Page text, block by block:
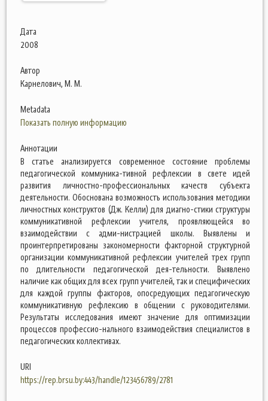
Дата
2008
Автор
Карнелович, М. М.
Metadata
Показать полную информацию
Аннотации
В статье анализируется современное состояние проблемы
педагогической коммуника-тивной рефлексии в свете идей
развития личностно-профессиональных качеств субъекта
деятельности. Обоснована возможность использования методики
личностных конструктов (Дж. Келли) для диагно-стики структуры
коммуникативной рефлексии учителя, проявляющейся во
взаимодействии с адми-нистрацией школы. Выявлены и
проинтерпретированы закономерности факторной структурной
организации коммуникативной рефлексии учителей трех групп
по длительности педагогической дея-тельности. Выявлено
наличие как общих для всех групп учителей, так и специфических
для каждой группы факторов, опосредующих педагогическую
коммуникативную рефлексию в общении с руководителями.
Результаты исследования имеют значение для оптимизации
процессов профессио-нального взаимодействия специалистов в
педагогических коллективах.
URI
https://rep.brsu.by:443/handle/123456789/2781